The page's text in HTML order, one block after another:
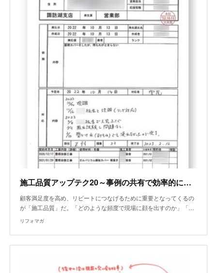
施工品質アップテク20～事例の共有で効率的に品質向上
顧客満足度を高め、リピートにつなげるために重要となってくるの
が「施工品質」だ。「どのような頻度で現場に顔を出すのか」「…
リフォマガ